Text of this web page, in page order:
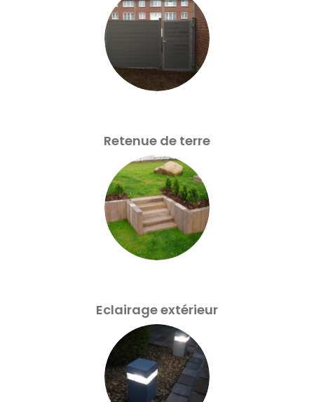
Retenue de terre
Eclairage extérieur